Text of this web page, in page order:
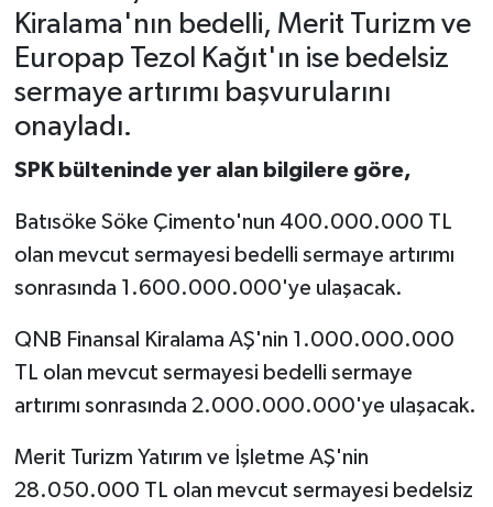
Kiralama'nın bedelli, Merit Turizm ve
Europap Tezol Kağıt'ın ise bedelsiz
sermaye artırımı başvurularını
onayladı.
SPK bülteninde yer alan bilgilere göre,
Batısöke Söke Çimento'nun 400.000.000 TL
olan mevcut sermayesi bedelli sermaye artırımı
sonrasında 1.600.000.000'ye ulaşacak.
QNB Finansal Kiralama AŞ'nin 1.000.000.000
TL olan mevcut sermayesi bedelli sermaye
artırımı sonrasında 2.000.000.000'ye ulaşacak.
Merit Turizm Yatırım ve İşletme AŞ'nin
28.050.000 TL olan mevcut sermayesi bedelsiz